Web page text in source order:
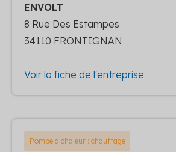
ENVOLT
8 Rue Des Estampes
34110 FRONTIGNAN
Voir la fiche de l'entreprise
Pompe a chaleur : chauffage